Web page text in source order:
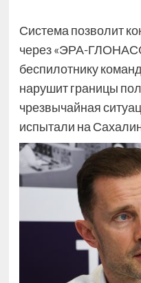
Система позволит
через «ЭРА-
беспилотнику
нарушит границы
чрезвычайная
испытали на